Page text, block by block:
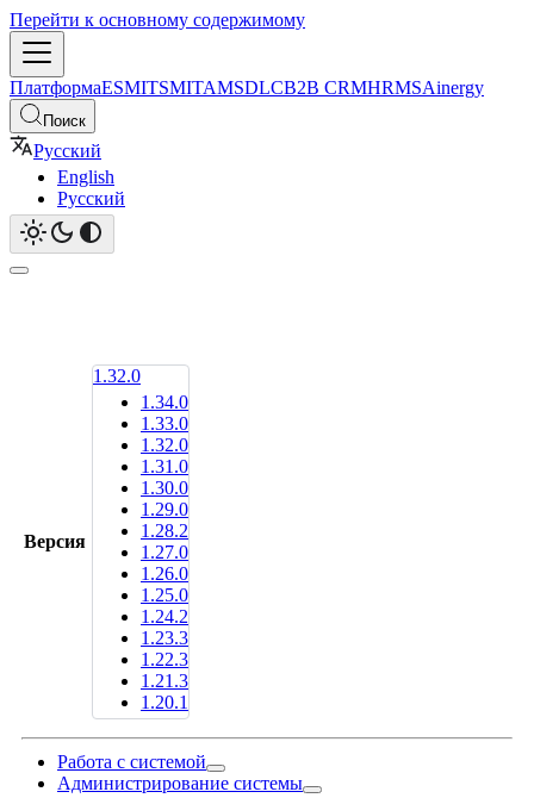
Перейти к основному содержимому
ПлатформаESMITSMITAMSDLCB2B CRMHRMSAinergy
Поиск
Русский
English
Русский
Версия
1.32.0
1.34.0
1.33.0
1.32.0
1.31.0
1.30.0
1.29.0
1.28.2
1.27.0
1.26.0
1.25.0
1.24.2
1.23.3
1.22.3
1.21.3
1.20.1
Работа с системой
Администрирование системы